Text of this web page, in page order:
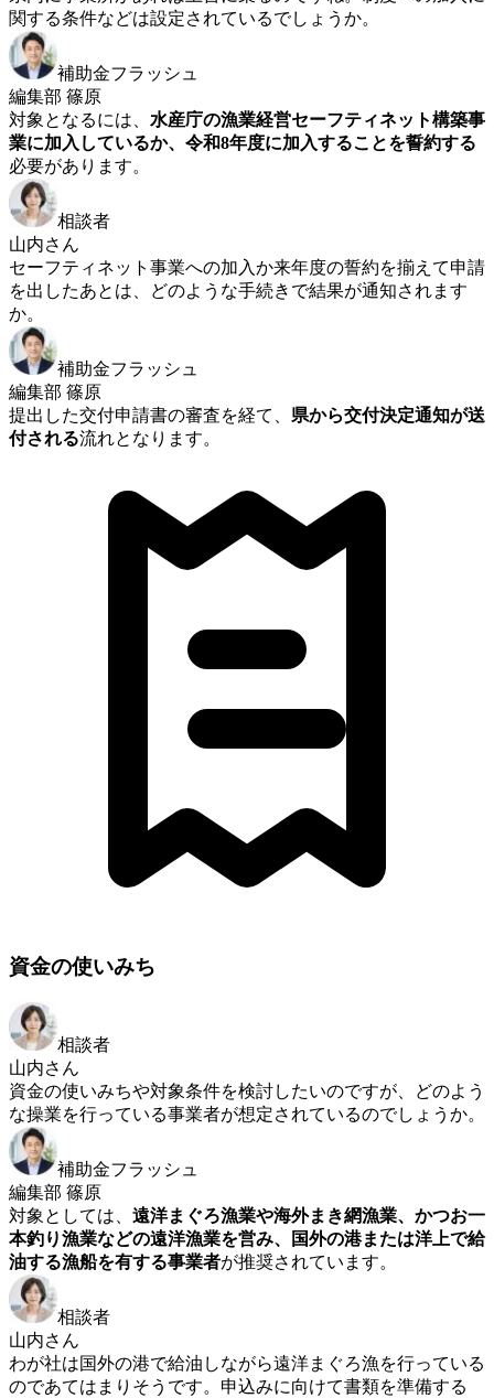
関する条件などは設定されているでしょうか。
補助金フラッシュ
編集部 篠原
対象となるには、 水産庁の漁業経営セーフティネット構築事
業に加入しているか、令和8年度に加入することを誓約する
必要があります。
相談者
山内さん
セーフティネット事業への加入か来年度の誓約を揃えて申請
を出したあとは、どのような手続きで結果が通知されます
か。
補助金フラッシュ
編集部 篠原
提出した交付申請書の審査を経て、 県から交付決定通知が送
付される流れとなります。
資金の使いみち
相談者
山内さん
資金の使いみちや対象条件を検討したいのですが、どのよう
な操業を行っている事業者が想定されているのでしょうか。
補助金フラッシュ
編集部 篠原
対象としては、 遠洋まぐろ漁業や海外まき網漁業、かつお一
本釣り漁業などの遠洋漁業を営み、国外の港または洋上で給
油する漁船を有する事業者が推奨されています。
相談者
山内さん
わが社は国外の港で給油しながら遠洋まぐろ漁を行っている
のであてはまりそうです。申込みに向けて書類を準備する